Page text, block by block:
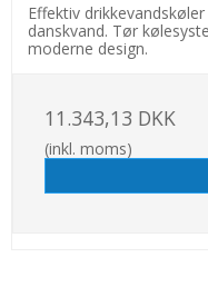
Effektiv
danskvand. Tør
moderne design.
11.343,13 DKK
(inkl. moms)